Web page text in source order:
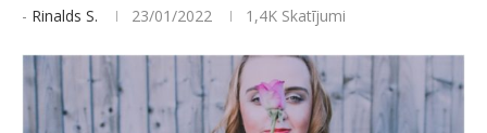
- Rinalds S. 23/01/2022 1,4K Skatījumi